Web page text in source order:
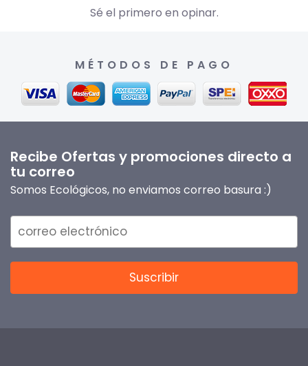
Sé el primero en opinar.
MÉTODOS DE PAGO
Recibe Ofertas y promociones directo a
tu correo
Somos Ecológicos, no enviamos correo basura :)